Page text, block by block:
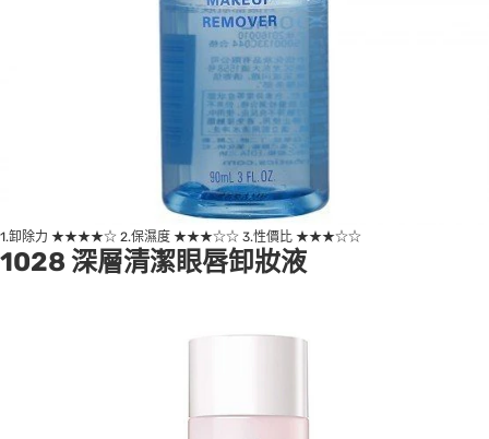
1.卸除力 ★★★★☆ 2.保濕度 ★★★☆☆ 3.性價比 ★★★☆☆
1028 深層清潔眼唇卸妝液